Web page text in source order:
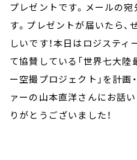
プレゼントです。メールの宛
す。プレゼントが届いたら
しいです！本日はロジステ
て協賛している「世界七大
ー空撮プロジェクト」を計画
ァーの山本直洋さんにお話
りがとうございました！